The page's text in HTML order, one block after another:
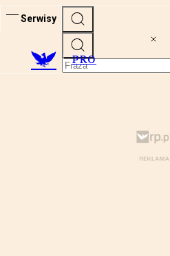
Serwisy
PRO